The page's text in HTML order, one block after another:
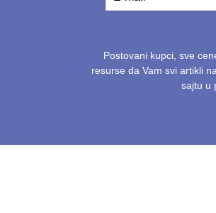
Postovani kupci, sve
resurse da Vam svi artikli
sajtu u